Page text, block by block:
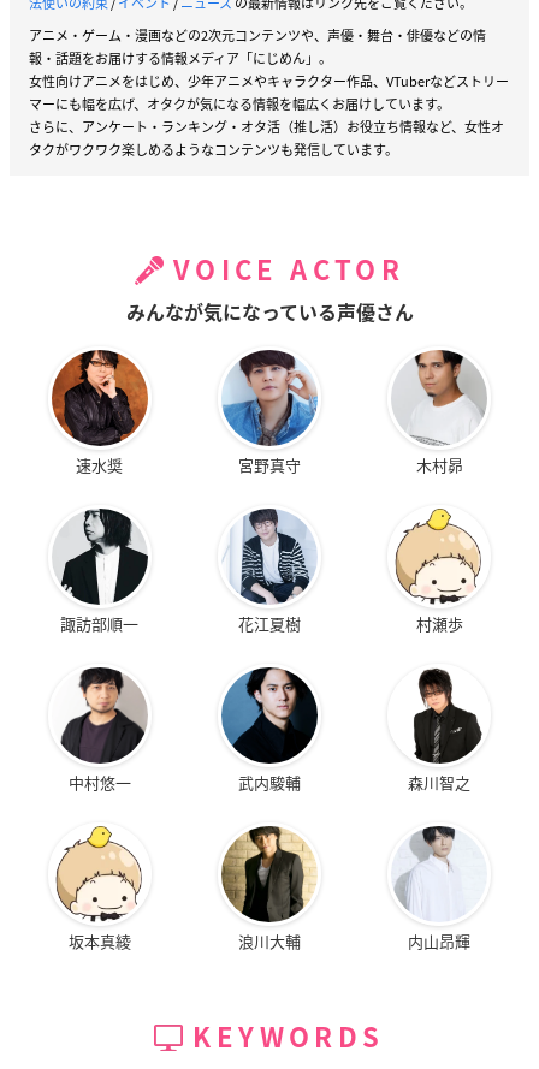
アニメ・ゲーム・漫画などの2次元コンテンツや、声優・舞台・俳優などの情
報・話題をお届けする情報メディア「にじめん」。
女性向けアニメをはじめ、少年アニメやキャラクター作品、VTuberなどストリー
マーにも幅を広げ、オタクが気になる情報を幅広くお届けしています。
さらに、アンケート・ランキング・オタ活（推し活）お役立ち情報など、女性オ
タクがワクワク楽しめるようなコンテンツも発信しています。
VOICE ACTOR
みんなが気になっている声優さん
速水奨 宮野真守 木村昴
諏訪部順一 花江夏樹 村瀬歩
中村悠一 武内駿輔 森川智之
坂本真綾 浪川大輔 内山昂輝
KEYWORDS